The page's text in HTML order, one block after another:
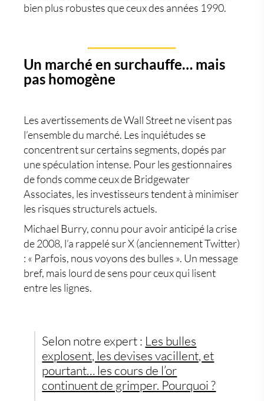
bien plus robustes que ceux des années 1990.
Un marché en surchauffe… mais
pas homogène
Les avertissements de Wall Street ne visent pas
l’ensemble du marché. Les inquiétudes se
concentrent sur certains segments, dopés par
unespéculation intense. Pour les gestionnaires
de fonds comme ceux deBridgewater
Associates, les investisseurs tendent à minimiser
les risques structurels actuels.
Michael Burry, connu pour avoir anticipé la crise
de 2008, l’a rappelé sur X (anciennement Twitter)
: « Parfois, nous voyons des bulles ». Un message
bref, mais lourd de sens pour ceux qui lisent
entre les lignes.
Selon notre expert : Les bulles
explosent, les devises vacillent, et
pourtant… les cours de l’or
continuent de grimper. Pourquoi ?